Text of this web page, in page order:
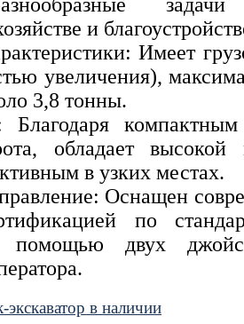
и
Имеет
увеличения),
3,8 тонны.
Благодаря
обладает высокой
в узких местах.
Оснащен
по
помощью двух
в наличии